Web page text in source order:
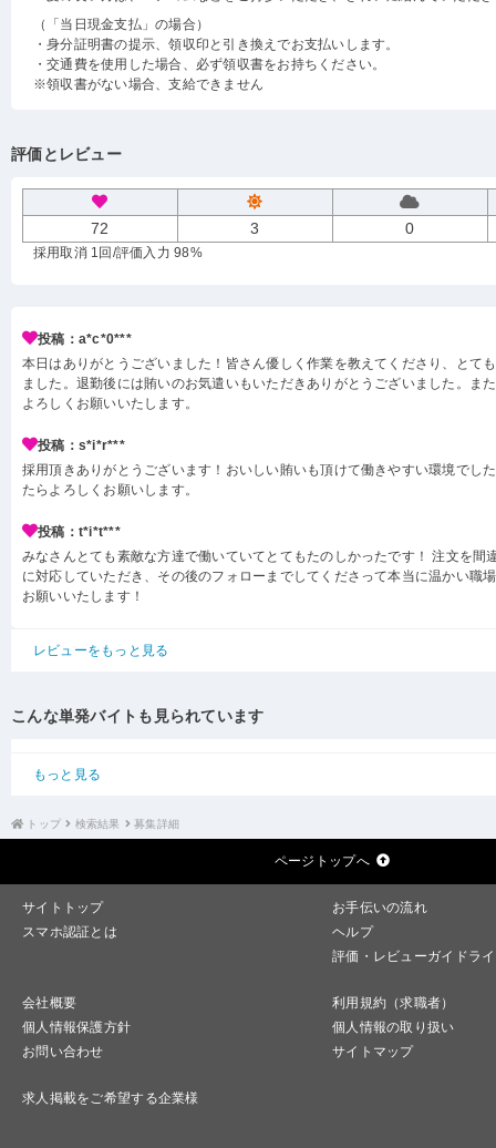
（「当日現金支払」の場合）
・身分証明書の提示、領収印と引き換えでお支払いします。
・交通費を使用した場合、必ず領収書をお持ちください。
※領収書がない場合、支給できません
評価とレビュー
72 3 0
採用取消 1回 /評価入力 98%
投稿：a*c*0***
本日はありがとうございました！皆さん優しく作業を教えてくださり、とて
ました。退勤後には賄いのお気遣いもいただきありがとうございました。ま
よろしくお願いいたします。
投稿：s*i*r***
採用頂きありがとうございます！おいしい賄いも頂けて働きやすい環境でし
たらよろしくお願いします。
投稿：t*i*t***
みなさんとても素敵な方達で働いていてとてもたのしかったです！ 注文を間
に対応していただき、その後のフォローまでしてくださって本当に温かい職
お願いいたします！
レビューをもっと見る
こんな単発バイトも見られています
もっと見る
トップ 検索結果 募集詳細
ページトップへ
サイトトップ
お手伝いの流れ
スマホ認証とは
ヘルプ
評価・レビューガイドラ
会社概要
利用規約（求職者）
個人情報保護方針
個人情報の取り扱い
お問い合わせ
サイトマップ
求人掲載をご希望する企業様